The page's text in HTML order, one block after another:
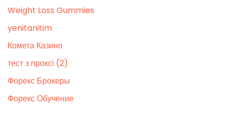
Weight Loss Gummies
yenitanitim
Комета Казино
тест з проксі (2)
Форекс Брокеры
Форекс Обучение